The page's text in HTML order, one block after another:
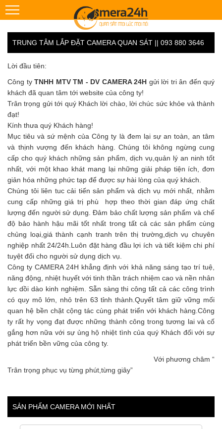
TRUNG TÂM LẮP ĐẶT CAMERA QUAN SÁT || 093 880 3646
Lời đầu tiên:
Công ty TNHH MTV TM - DV CAMERA 24H gửi lời tri ân đến quý
khách đã quan tâm tới website của công ty!
Trân trọng gửi tới quý Khách lời chào, lời chúc sức khỏe và thành
đạt!
Kính thưa quý Khách hàng!
Mục tiêu và sứ mệnh của Công ty là đem lại sự an toàn, an tâm
và thịnh vượng đến khách hàng. Chúng tôi không ngừng cung
cấp cho quý khách những sản phẩm, dịch vụ,quản lý an ninh tốt
nhất, với một khao khát mang lại những giải pháp tiện ích, đơn
giản hóa những phức tạp để được sự hài lòng của quý khách.
Chúng tôi liên tuc cải tiến sản phẩm và dịch vụ mới nhất, nhằm
cung cấp những giá trị phù hợp theo thời gian đáp ứng chất
lượng đến người sử dụng. Đảm bảo chất lượng sản phẩm và chế
độ bảo hành hậu mãi tốt nhất trong tất cả các sản phẩm cùng
chủng loại,giá thành cạnh tranh trên thị trường,dịch vụ chuyên
nghiệp nhất 24/24h.Luôn đặt hàng đầu lợi ích và tiết kiệm chi phí
tuyệt đối cho người sử dụng dịch vụ.
Công ty CAMERA 24H khẳng định với khả năng sáng tạo trí tuệ,
năng động, nhiệt huyết với tinh thần trách nhiệm cao và nền nhân
lực dồi dào kinh nghiệm. Sẵn sàng thi công tất cả các công trình
có quy mô lớn, nhỏ trên 63 tỉnh thành.Quyết tâm giữ vững mối
quan hệ bền chặt cộng tác cùng phát triển với khách hàng.Công
ty rất hy vọng đạt được những thành công trong tương lai và cố
gắng hơn nữa với sự ủng hộ nhiệt tình của quý Khách đối với sự
phát triển bền vững của công ty.
Với phương châm “
Trân trọng phục vụ từng phút,từng giây”
SẢN PHẨM CAMERA MỚI NHẤT